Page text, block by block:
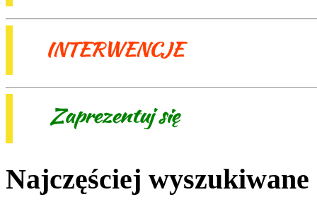
Najczęściej wyszukiwane